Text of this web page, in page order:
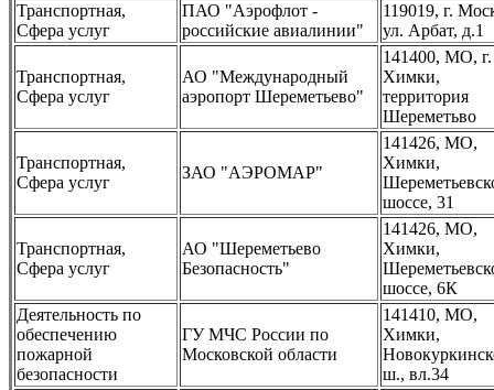
Транспортная,
Сфера услуг
ПАО "Аэрофлот -
российские авиалинии"
119019, г.
ул. Арбат, д.1
Транспортная,
Сфера услуг
АО "Международный
аэропорт Шереметьево"
141400, МО, г.
Химки,
территория
Шереметьво
Транспортная,
Сфера услуг
ЗАО "АЭРОМАР"
141426, МО,
Химки,
шоссе, 31
Транспортная,
Сфера услуг
АО "Шереметьево
Безопасность"
141426, МО,
Химки,
шоссе, 6К
Деятельность по
обеспечению
пожарной
безопасности
ГУ МЧС России по
Московской области
141410, МО,
Химки,
ш., вл.34